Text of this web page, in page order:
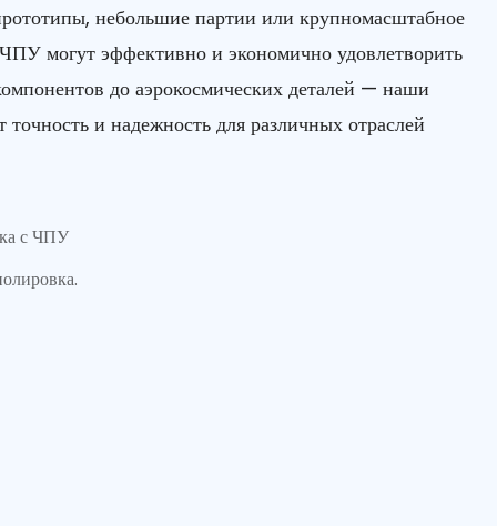
небольшие партии или крупномасштабное
могут эффективно и экономично удовлетворить
до аэрокосмических деталей — наши
и надежность для различных отраслей
с ЧПУ